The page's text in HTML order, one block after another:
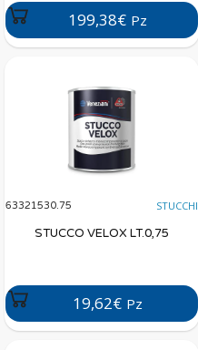
199,38€ Pz
63321530.75 STUCCHI
STUCCO VELOX LT.0,75
19,62€ Pz